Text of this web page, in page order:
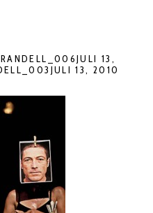
13,
13, 2010